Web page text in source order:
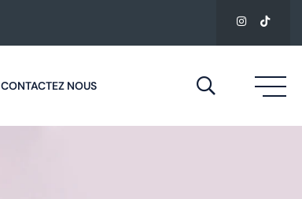
CONTACTEZ NOUS